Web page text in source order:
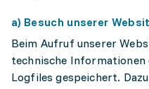
a) Besuch unserer
Beim Aufruf unserer
technische Informationen
Logfiles gespeichert.